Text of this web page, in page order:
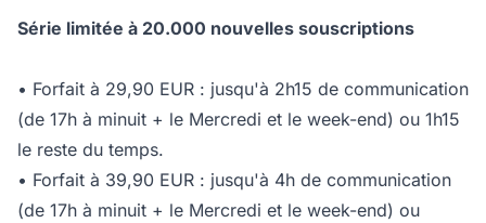
Série limitée à 20.000 nouvelles souscriptions
• Forfait à 29,90 EUR : jusqu'à 2h15 de communication
(de 17h à minuit + le Mercredi et le week-end) ou 1h15
le reste du temps.
• Forfait à 39,90 EUR : jusqu'à 4h de communication
(de 17h à minuit + le Mercredi et le week-end) ou